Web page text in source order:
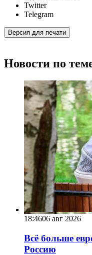
Twitter
Telegram
Версия для печати
Новости по
18:4606 авг 2026
Всё больше
Россию